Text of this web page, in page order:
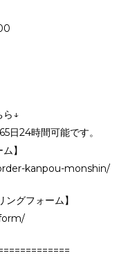
ら↓
日24時間可能です。
】
kanpou-monshin/
ングフォーム】